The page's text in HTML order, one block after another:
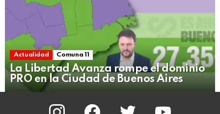
Actualidad Comuna 11
La Libertad Avanza rompe el dominio
PRO en la Ciudad de Buenos Aires
instagram facebook twitter